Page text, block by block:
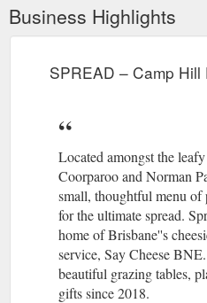
Business Highlights
SPREAD – Camp
Located amongst the
Coorparoo and Norman
small, thoughtful menu of
for the ultimate spread.
home of Brisbane''s
service, Say Cheese
beautiful grazing tables,
gifts since 2018.